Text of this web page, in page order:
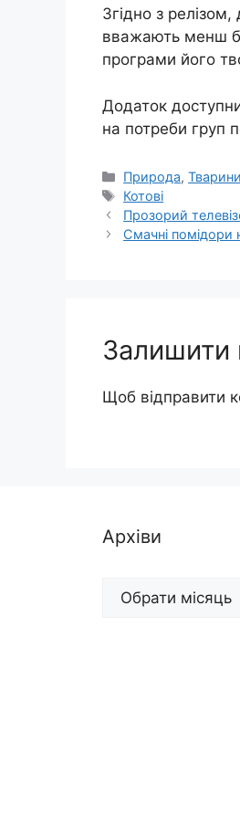
Згідно з
вважають менш
програми його
Додаток
на потреби груп
Категорії
Природа,Тварини
Позначки
Котові
Прозорий
Смачні помідори
Залишити
Щоб відправити
Архіви
Архіви